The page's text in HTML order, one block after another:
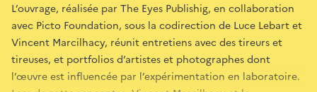
L’ouvrage, réalisée par The Eyes Publishig, en collaboration
avec Picto Foundation, sous la codirection de Luce Lebart et
Vincent Marcilhacy, réunit entretiens avec des tireurs et
tireuses, et portfolios d’artistes et photographes dont
l’œuvre est influencée par l’expérimentation en laboratoire.